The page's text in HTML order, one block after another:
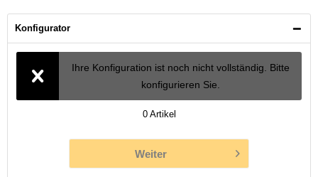
Konfigurator
Ihre Konfiguration ist noch nicht vollständig. Bitte
konfigurieren Sie.
0 Artikel
Weiter